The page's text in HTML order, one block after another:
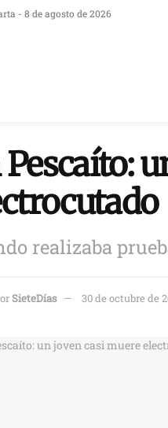
- 8 de agosto de 2026
realizaba
SieteDías 30 de octubre de